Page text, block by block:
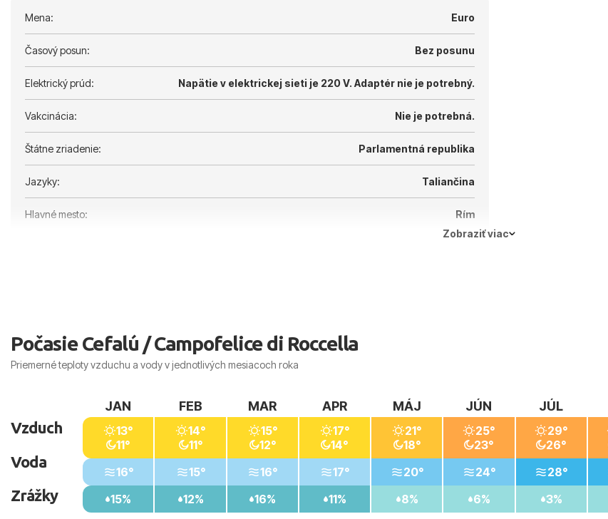
Mena: Euro
Časový posun: Bez posunu
Elektrický prúd: Napätie v elektrickej sieti je 220 V. Adaptér nie je potrebný.
Vakcinácia: Nie je potrebná.
Štátne zriadenie: Parlamentná republika
Jazyky: Taliančina
Hlavné mesto:
Rím
Zobraziť viac
Počasie Cefalú / Campofelice di Roccella
Priemerné teploty vzduchu a vody v jednotlivých mesiacoch roka
Vzduch
Voda
Zrážky
JAN
13°
11°
16°
15%
FEB
14°
11°
15°
12%
MAR
15°
12°
16°
16%
APR
17°
14°
17°
11%
MÁJ
21°
18°
20°
8%
JÚN
25°
23°
24°
6%
JÚL
29°
26°
28°
3%